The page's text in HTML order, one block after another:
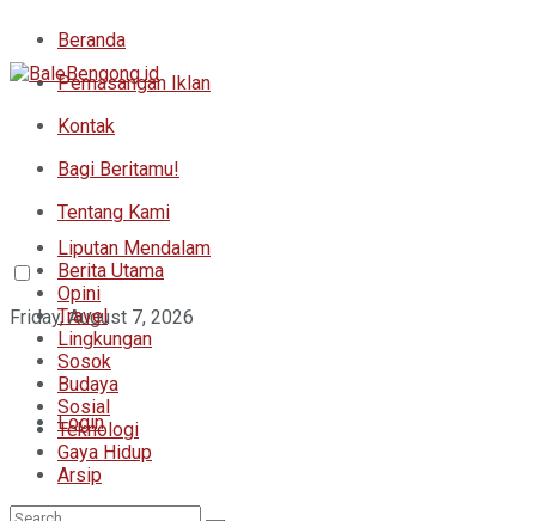
Beranda
Pemasangan Iklan
Kontak
Bagi Beritamu!
Tentang Kami
Friday, August 7, 2026
Login
Liputan Mendalam
Berita Utama
Opini
Travel
Lingkungan
Sosok
Budaya
Sosial
Teknologi
Gaya Hidup
Arsip